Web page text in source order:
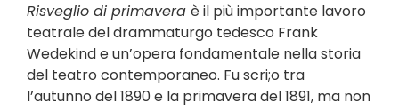
Risveglio di primavera è il più importante lavoro
teatrale del drammaturgo tedesco Frank
Wedekind e un’opera fondamentale nella storia
del teatro contemporaneo. Fu scri;o tra
l’autunno del 1890 e la primavera del 1891, ma non